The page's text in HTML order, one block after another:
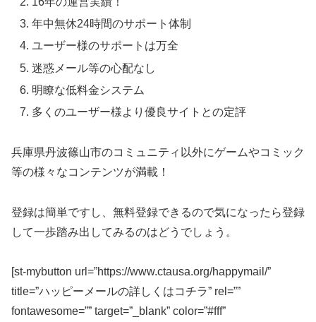
年中無休24時間のサポート体制
ユーザー様のサポートは万全
迷惑メール等の心配なし
明瞭な低料金システム
多くのユーザー様より優良サイトとの定評
兵庫県丹波篠山市のコミュニティ以外にゲームやコミック
等の様々なコンテンツが満載！
登録は簡単ですし、無料登録できるので気になったら登録
して一歩踏み出してみるのはどうでしょう。
[st-mybutton url=”https://www.ctausa.org/happymail/”
title=”ハッピーメールの詳しくはコチラ” rel=””
fontawesome=”” target=”_blank” color=”#fff”